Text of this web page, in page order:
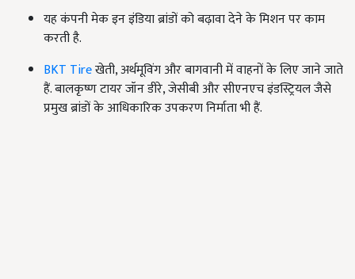
यह कंपनी मेक इन इंडिया ब्रांडों को बढ़ावा देने के मिशन पर काम
करती है.
BKT Tireखेती, अर्थमूविंग और बागवानी में वाहनों के लिए जाने जाते
हैं. बालकृष्ण टायर जॉन डीरे, जेसीबी और सीएनएच इंडस्ट्रियल जैसे
प्रमुख ब्रांडों के आधिकारिक उपकरण निर्माता भी हैं.